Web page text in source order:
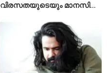
വിരസതയുടെയും മാനസിക
ലക്ഷണമെന്ന് വിദഗ്ധർ